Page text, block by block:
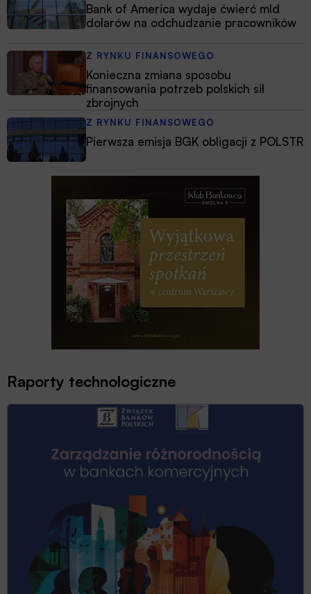
Bank of America wydaje ćwierć mld
dolarów na odchudzanie pracowników
Z RYNKU FINANSOWEGO
Konieczna zmiana sposobu
finansowania potrzeb polskich sił
zbrojnych
Z RYNKU FINANSOWEGO
Pierwsza emisja BGK obligacji z POLSTR
Raporty technologiczne